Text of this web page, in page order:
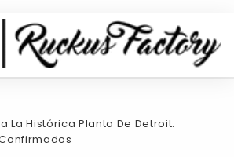
La Histórica Planta De Detroit: